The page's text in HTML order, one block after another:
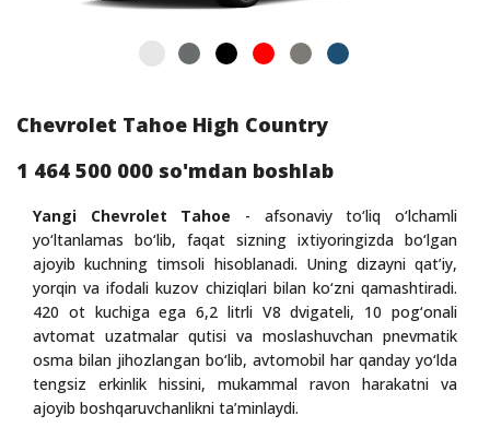
Chevrolet Tahoe High Country
1 464 500 000 so'mdan boshlab
Yangi Chevrolet Tahoe - afsonaviy to‘liq o‘lchamli
yo‘ltanlamas bo‘lib, faqat sizning ixtiyoringizda bo‘lgan
ajoyib kuchning timsoli hisoblanadi. Uning dizayni qat’iy,
yorqin va ifodali kuzov chiziqlari bilan ko‘zni qamashtiradi.
420 ot kuchiga ega 6,2 litrli V8 dvigateli, 10 pog‘onali
avtomat uzatmalar qutisi va moslashuvchan pnevmatik
osma bilan jihozlangan bo‘lib, avtomobil har qanday yo‘lda
tengsiz erkinlik hissini, mukammal ravon harakatni va
ajoyib boshqaruvchanlikni ta’minlaydi.